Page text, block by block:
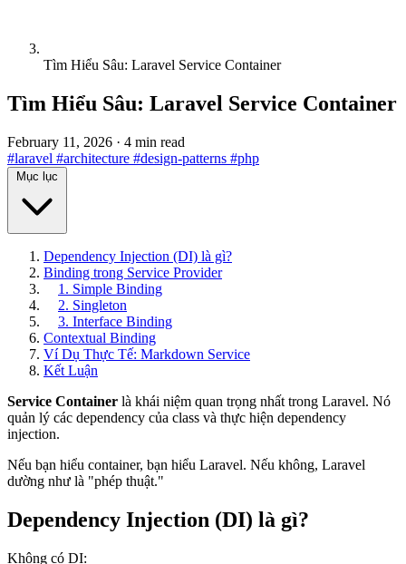
Tìm Hiểu Sâu: Laravel Service Container
Tìm Hiểu Sâu: Laravel Service Container
February 11, 2026 · 4 min read
#laravel #architecture #design-patterns #php
Mục lục
Dependency Injection (DI) là gì?
Binding trong Service Provider
1. Simple Binding
2. Singleton
3. Interface Binding
Contextual Binding
Ví Dụ Thực Tế: Markdown Service
Kết Luận
Service Container là khái niệm quan trọng nhất trong Laravel. Nó
quản lý các dependency của class và thực hiện dependency
injection.
Nếu bạn hiểu container, bạn hiểu Laravel. Nếu không, Laravel
dường như là "phép thuật."
Dependency Injection (DI) là gì?
Không có DI: